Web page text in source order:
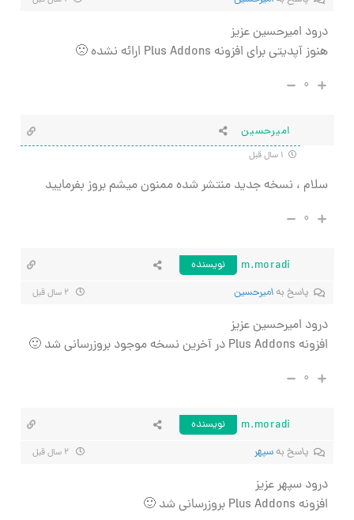
درود امیرحسین عزیز
هنوز آپدیتی برای افزونه Plus Addons ارائه نشده 🙁
۰
امیرحسین
سلام ، نسخه جدید منتشر شده ممنون میشم بروز بفرمایید
۰
m.moradi
نویسنده
پاسخ بهامیرحسین
درود امیرحسین عزیز
افزونه Plus Addons در آخرین نسخه موجود بروزرسانی شد 🙂
۰
m.moradi
نویسنده
پاسخ بهسپهر
درود سپهر عزیز
افزونه Plus Addons بروزرسانی شد 🙂